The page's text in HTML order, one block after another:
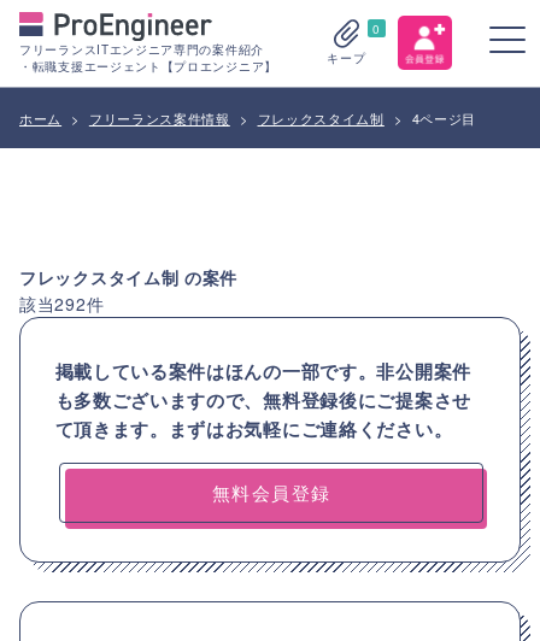
フリーランスITエンジニア専門の案件紹介
・転職支援エージェント【プロエンジニア】
0
キープ
ホーム > フリーランス案件情報 > フレックスタイム制 > 4ページ目
フレックスタイム制 の案件
該当292件
掲載している案件はほんの一部です。非公開案件
も多数ございますので、無料登録後にご提案させ
て頂きます。まずはお気軽にご連絡ください。
無料会員登録